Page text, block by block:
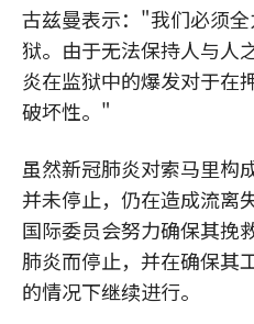
古兹曼表示："我们必须
狱。由于无法保持人与人
炎在监狱中的爆发对于在
破坏性。"
虽然新冠肺炎对索马里构
并未停止，仍在造成流离
国际委员会努力确保其挽
肺炎而停止，并在确保其
的情况下继续进行。